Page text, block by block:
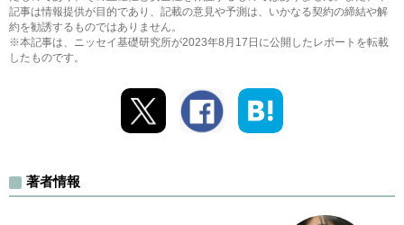
記事は情報提供が目的であり、記載の意見や予測は、いかなる契約の締結や解
約を勧誘するものではありません。
※本記事は、ニッセイ基礎研究所が2023年8月17日に公開したレポートを転載
したものです。
著者情報